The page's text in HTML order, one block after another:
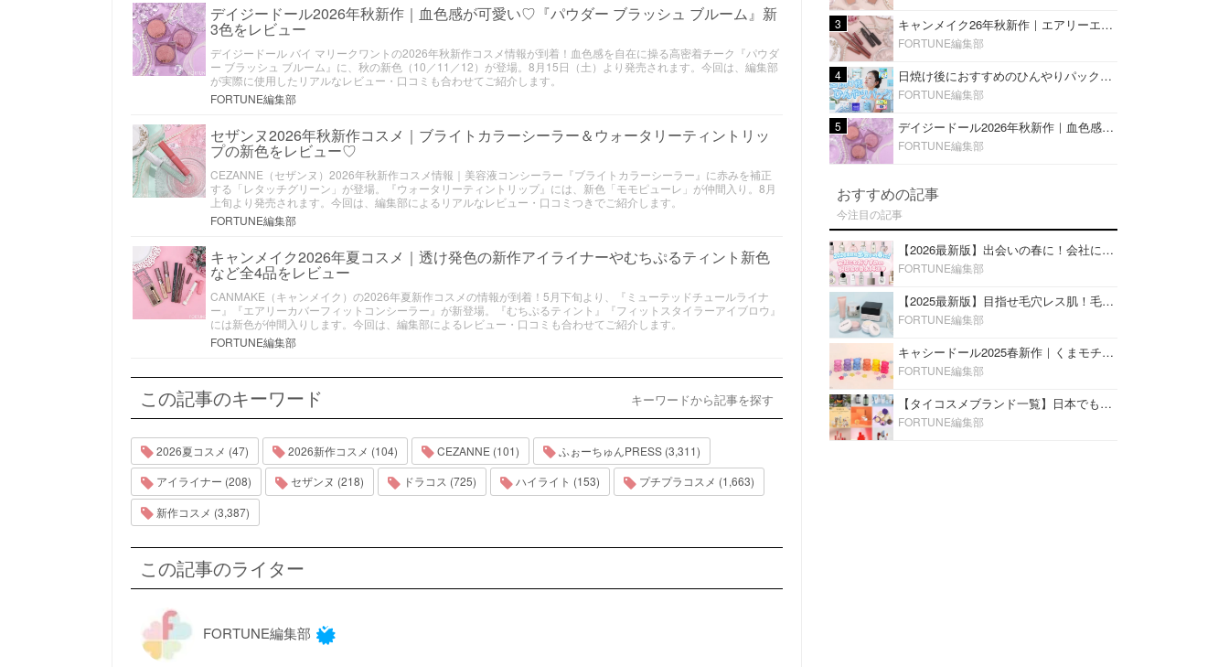
デイジードール2026年秋新作｜血色感が可愛い♡『パウダー ブラッシュ ブルーム』新
3色をレビュー
デイジードール バイ マリークワントの2026年秋新作コスメ情報が到着！血色感を自在に操る高密着チーク『パウダ
ー ブラッシュ ブルーム』に、秋の新色（10／11／12）が登場。8月15日（土）より発売されます。今回は、編集部
が実際に使用したリアルなレビュー・口コミも合わせてご紹介します。
FORTUNE編集部
セザンヌ2026年秋新作コスメ｜ブライトカラーシーラー＆ウォータリーティントリッ
プの新色をレビュー♡
CEZANNE（セザンヌ）2026年秋新作コスメ情報｜美容液コンシーラー『ブライトカラーシーラー』に赤みを補正
する「レタッチグリーン」が登場。『ウォータリーティントリップ』には、新色「モモピューレ」が仲間入り。8月
上旬より発売されます。今回は、編集部によるリアルなレビュー・口コミつきでご紹介します。
FORTUNE編集部
キャンメイク2026年夏コスメ｜透け発色の新作アイライナーやむちぷるティント新色
など全4品をレビュー
CANMAKE（キャンメイク）の2026年夏新作コスメの情報が到着！5月下旬より、『ミューテッドチュールライナ
ー』『エアリーカバーフィットコンシーラー』が新登場。『むちぷるティント』『フィットスタイラーアイブロウ』
には新色が仲間入りします。今回は、編集部によるレビュー・口コミも合わせてご紹介します。
FORTUNE編集部
この記事のキーワード キーワードから記事を探す
2026夏コスメ (47) 2026新作コスメ (104) CEZANNE (101)
ふぉーちゅんPRESS (3,311)
アイライナー (208)
セザンヌ (218) ドラコス (725) ハイライト (153)
プチプラコスメ (1,663)
新作コスメ (3,387)
この記事のライター
FORTUNE編集部
3 キャンメイク26年秋新作｜エアリーエクステンションライナー＆カールスナイパーマスカラ新色をレビュー
FORTUNE編集部
4 日焼け後におすすめのひんやりパック14選｜暑い夏にぴったりな冷凍／鎮静／うるおいチャージマスクを紹介
FORTUNE編集部
5 デイジードール2026年秋新作｜血色感が可愛い♡『パウダー ブラッシュ ブルーム』新3色をレビュー
FORTUNE編集部
おすすめの記事
今注目の記事
【2026最新版】出会いの春に！会社にもおすすめの好印象な香水14選♡ビジネスの場での香水マナーも
FORTUNE編集部
【2025最新版】目指せ毛穴レス肌！毛穴を埋めて隠す「おすすめ部分用下地＆プライマー」ランキング♡
FORTUNE編集部
キャシードール2025春新作｜くまモチーフのミニリップ「シャイニーベア リップモイスト」をレビュー♡
FORTUNE編集部
【タイコスメブランド一覧】日本でも人気沸騰中の“タイコスメ”ブランド20選！
FORTUNE編集部